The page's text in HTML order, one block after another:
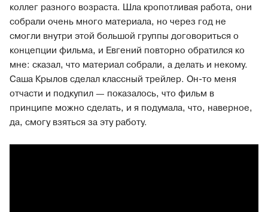
коллег разного возраста. Шла кропотливая работа, они
собрали очень много материала, но через год не
смогли внутри этой большой группы договориться о
концепции фильма, и Евгений повторно обратился ко
мне: сказал, что материал собрали, а делать и некому.
Саша Крылов сделал классный трейлер. Он-то меня
отчасти и подкупил — показалось, что фильм в
принципе можно сделать, и я подумала, что, наверное,
да, смогу взяться за эту работу.